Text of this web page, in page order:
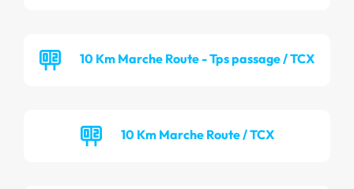
10 Km Marche Route - Tps passage / TCX
10 Km Marche Route / TCX